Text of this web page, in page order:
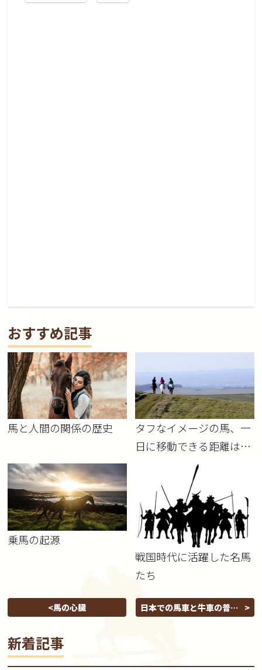
おすすめ記事
馬と人間の関係の歴史
タフなイメージの馬、一
日に移動できる距離はど
乗馬の起源
戦国時代に活躍した名馬
たち
馬の心臓
日本での馬車と牛車の普及
新着記事